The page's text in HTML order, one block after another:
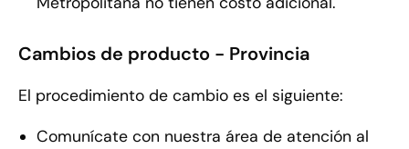
Cambios de producto - Provincia
El procedimiento de cambio es el siguiente:
Comunícate con nuestra área de atención al